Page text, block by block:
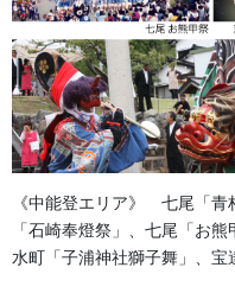
の別注の要望に応えるため
くなっています。数量が多
2017/07/07
足袋,腹掛・股
わらじ
ワラで編んだ草履です。祭
紅白 参考小売価格 ２２
格 ２０００円(税別) 要 予
《中能登エリア》 七尾「青
「石崎奉燈祭」、七尾「お
水町「子浦神社獅子舞」、宝